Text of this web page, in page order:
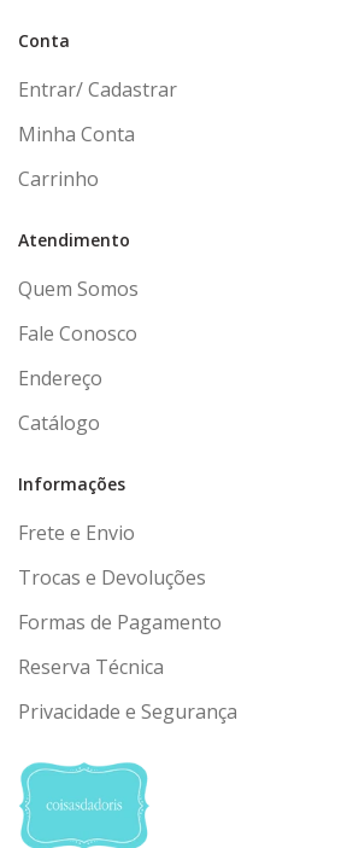
Conta
Entrar/ Cadastrar
Minha Conta
Carrinho
Atendimento
Quem Somos
Fale Conosco
Endereço
Catálogo
Informações
Frete e Envio
Trocas e Devoluções
Formas de Pagamento
Reserva Técnica
Privacidade e Segurança